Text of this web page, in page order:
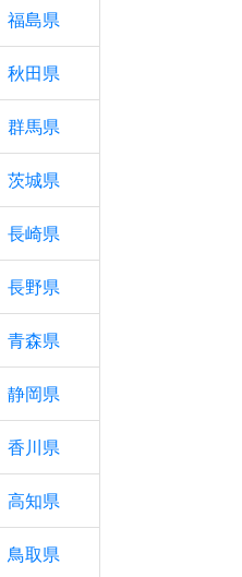
福島県
秋田県
群馬県
茨城県
長崎県
長野県
青森県
静岡県
香川県
高知県
鳥取県